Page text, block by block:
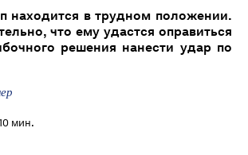
находится в трудном положении.
что ему удастся оправиться
решения нанести удар по
мин.